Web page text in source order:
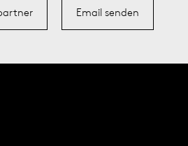
Email senden